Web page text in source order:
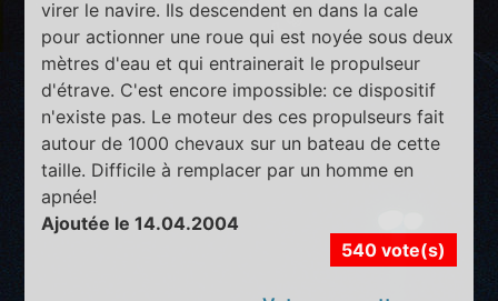
virer le navire. Ils descendent en dans la cale
pour actionner une roue qui est noyée sous deux
mètres d'eau et qui entrainerait le propulseur
d'étrave. C'est encore impossible: ce dispositif
n'existe pas. Le moteur des ces propulseurs fait
autour de 1000 chevaux sur un bateau de cette
taille. Difficile à remplacer par un homme en
apnée!
Ajoutée le 14.04.2004
540 vote(s)